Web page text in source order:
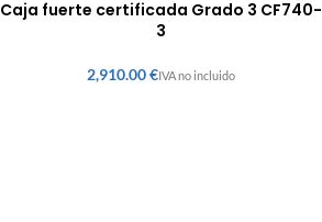
Caja fuerte certificada Grado 3 CF740-
3
€